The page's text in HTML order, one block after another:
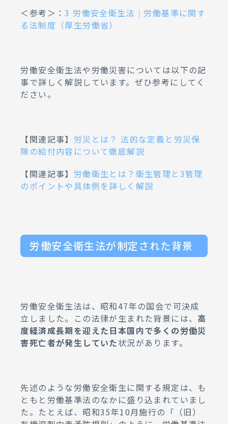
＜参考＞：3 労働安全衛生法｜労働基準に関す
る法制度（厚生労働省）
労働安全衛生法や労働災害については以下の記
事で詳しく解説しています。ぜひ参考にしてく
ださい。
【関連記事】 労災とは？ 法的な定義と労災保
険の給付内容について徹底解説
【関連記事】 労働衛生とは？衛生管理と3管理
のポイントや具体例を詳しく解説
労働安全衛生法が制定された背景
労働安全衛生法は、昭和47年の国会で可決成
立しました。この法律が生まれた背景には、 高
度経済成長期を迎えた日本国内で多くの労働災
害死亡者が発生していた状況があります。
先述のような労働安全衛生に関する規定は、も
ともと労働基準法のなかに盛り込まれていまし
た。たとえば、昭和35年10月施行の「（旧）